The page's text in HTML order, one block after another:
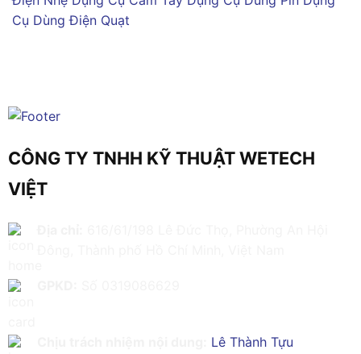
Cụ Dùng Điện Quạt
CÔNG TY TNHH KỸ THUẬT WETECH
VIỆT
Lê Thành Tựu